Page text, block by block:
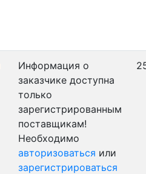
Информация о
заказчике доступна
только
зарегистрированным
поставщикам!
Необходимо
авторизоваться или
зарегистрироваться